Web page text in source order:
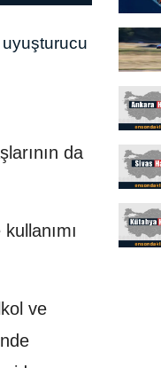
uyuşturucu
da
ve